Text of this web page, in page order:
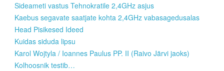
Sideameti vastus Tehnokratile 2,4GHz asjus
Kaebus segavate saatjate kohta 2,4GHz vabasagedusalas
Head Pisikesed Ideed
Kuidas siduda lipsu
Karol Wojtyla / Ioannes Paulus PP. II (Raivo Järvi jaoks)
Kolhoosnik testib…